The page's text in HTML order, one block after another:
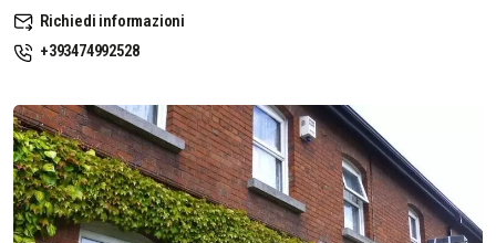
Richiedi informazioni
+393474992528